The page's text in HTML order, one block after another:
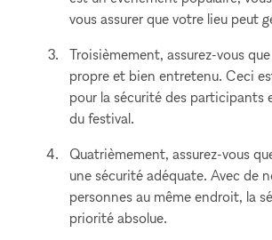
vous assurer que votre lieu peut
Troisièmement, assurez-vous
propre et bien entretenu. Ceci
pour la sécurité des participants
du festival.
Quatrièmement, assurez-vous
une sécurité adéquate. Avec de
personnes au même endroit, la
priorité absolue.